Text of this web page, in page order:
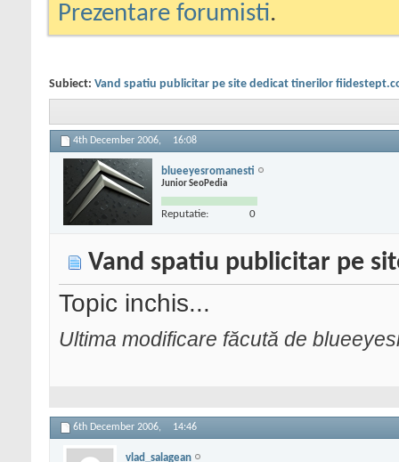
Prezentare forumisti.
Subiect: Vand spatiu publicitar pe site dedicat tinerilor
4th December 2006, 16:08
blueeyesromanesti
Junior SeoPedia
Reputatie: 0
Vand spatiu publicitar pe
Topic inchis...
Ultima modificare făcută de
6th December 2006, 14:46
vlad_salagean